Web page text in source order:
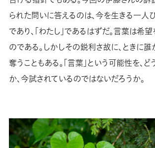
られた問いに答えるのは、今を生きる一人ひ
であり、「わたし」であるはずだ。言葉は希
のである。しかしその鋭利さ故に、ときに
奪うこともある。「言葉」という可能性を、
か、今試されているのではないだろうか。